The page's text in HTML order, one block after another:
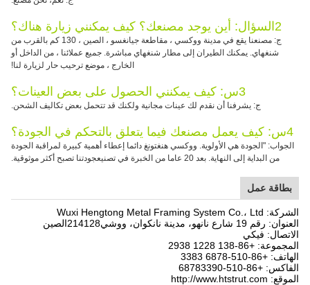
2السؤال: أين يوجد مصنعك؟ كيف يمكنني زيارة هناك؟
ج: مصنعنا يقع في مدينة ووكسي ، مقاطعة جيانغسو ، الصين ، 130 كم بالقرب من
شنغهاي. يمكنك الطيران إلى مطار شنغهاي مباشرة. جميع عملائنا ، من الداخل أو
الخارج ، موضع ترحيب حار لزيارة لنا!
3س: كيف يمكنني الحصول على بعض العينات؟
ج: يشرفنا أن نقدم لك عينات مجانية ولكنك قد تتحمل بعض تكاليف الشحن.
4س: كيف يعمل مصنعك فيما يتعلق بالتحكم في الجودة؟
الجواب: "الجودة هي الأولوية. ووكسي هنغتونغ دائما إعطاء أهمية كبيرة لمراقبة الجودة
من البداية إلى النهاية. بعد 20 عاما من الخبرة في تصنيعجودتنا تصبح أكثر موثوقية.
بطاقة عمل
الشركة: Wuxi Hengtong Metal Framing System Co.، Ltd
العنوان: رقم 19 شارع نانهو، مدينة نانكوان، ووشي
214128الصين
الاتصال: فيكي
المجموعة: +86-138 1228 2938
الهاتف: +86-510-6878 3383
الفاكس: +86-510-68783390
الموقع: http://www.htstrut.com